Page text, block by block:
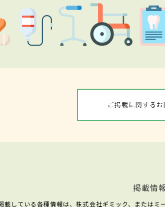
ご掲載に関する
掲載情
載している各種情報は、株式会社ギミック、またはミ